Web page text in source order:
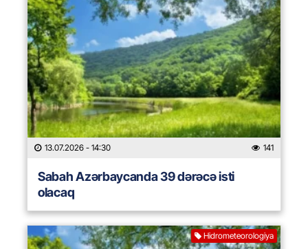
13.07.2026 - 14:30 141
Sabah Azərbaycanda 39 dərəcə isti
olacaq
Hidrometeorologiya